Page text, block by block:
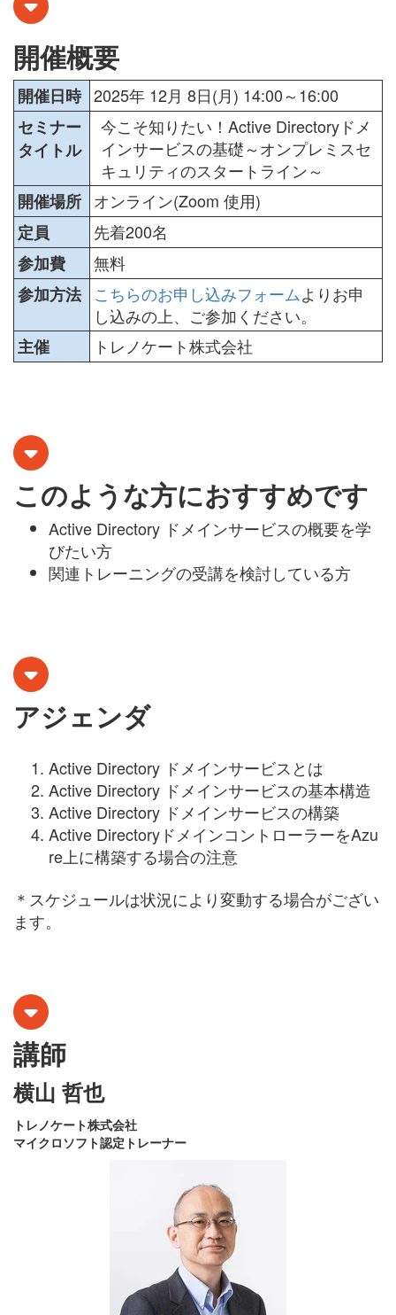
開催概要
開催日時 2025年 12月 8日(月) 14:00～16:00
セミナー
タイトル
今こそ知りたい！ Active Directoryドメ
インサービスの基礎～オンプレミスセ
キュリティのスタートライン～
開催場所 オンライン(Zoom 使用)
定員
先着200名
参加費
無料
参加方法
こちらのお申し込みフォームよりお申
し込みの上、ご参加ください。
主催
トレノケート株式会社
このような方におすすめです
Active Directory ドメインサービスの概要を学
びたい方
関連トレーニングの受講を検討している方
アジェンダ
Active Directory ドメインサービスとは
Active Directory ドメインサービスの基本構造
Active Directory ドメインサービスの構築
Active DirectoryドメインコントローラーをAzu
re上に構築する場合の注意
＊スケジュールは状況により変動する場合がござい
ます。
講師
横山 哲也
トレノケート株式会社
マイクロソフト認定トレーナー